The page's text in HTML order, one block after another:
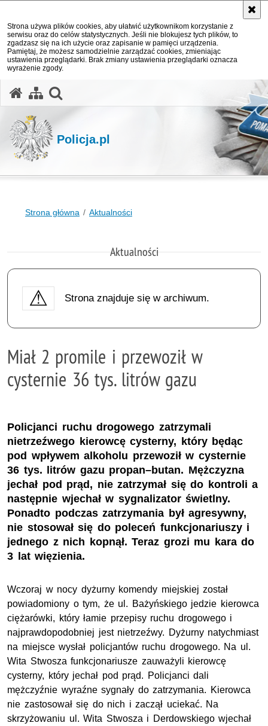
Strona używa plików cookies, aby ułatwić użytkownikom korzystanie z
serwisu oraz do celów statystycznych. Jeśli nie blokujesz tych plików, to
zgadzasz się na ich użycie oraz zapisanie w pamięci urządzenia.
Pamiętaj, że możesz samodzielnie zarządzać cookies, zmieniając
ustawienia przeglądarki. Brak zmiany ustawienia przeglądarki oznacza
wyrażenie zgody.
Policja.pl
Strona główna Aktualności
Aktualności
Strona znajduje się w archiwum.
Miał 2 promile i przewoził w
cysternie 36 tys. litrów gazu
Policjanci ruchu drogowego zatrzymali
nietrzeźwego kierowcę cysterny, który będąc
pod wpływem alkoholu przewoził w cysternie
36 tys. litrów gazu propan–butan. Mężczyzna
jechał pod prąd, nie zatrzymał się do kontroli a
następnie wjechał w sygnalizator świetlny.
Ponadto podczas zatrzymania był agresywny,
nie stosował się do poleceń funkcjonariuszy i
jednego z nich kopnął. Teraz grozi mu kara do
3 lat więzienia.
Wczoraj w nocy dyżurny komendy miejskiej został
powiadomiony o tym, że ul. Bażyńskiego jedzie kierowca
ciężarówki, który łamie przepisy ruchu drogowego i
najprawdopodobniej jest nietrzeźwy. Dyżurny natychmiast
na miejsce wysłał policjantów ruchu drogowego. Na ul.
Wita Stwosza funkcjonariusze zauważyli kierowcę
cysterny, który jechał pod prąd. Policjanci dali
mężczyźnie wyraźne sygnały do zatrzymania. Kierowca
nie zastosował się do nich i zaczął uciekać. Na
skrzyżowaniu ul. Wita Stwosza i Derdowskiego wjechał